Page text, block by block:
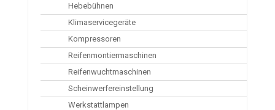
Hebebühnen
Klimaservicegeräte
Kompressoren
Reifenmontiermaschinen
Reifenwuchtmaschinen
Scheinwerfereinstellung
Werkstattlampen